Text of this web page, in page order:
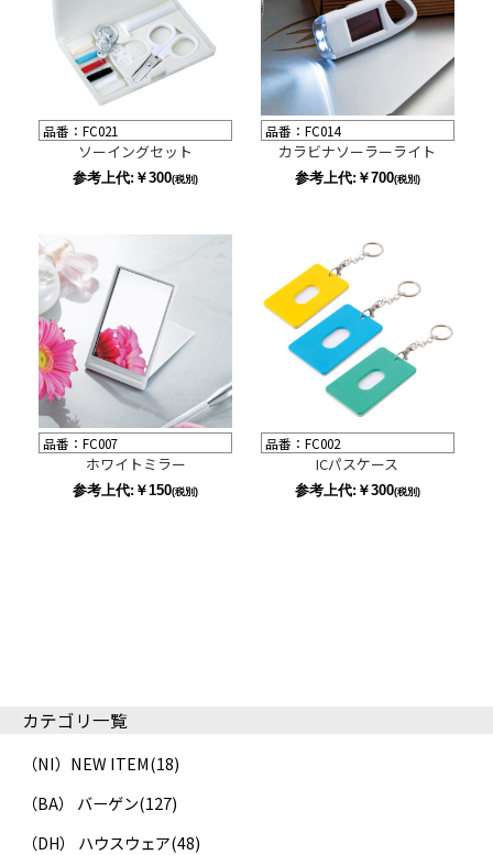
品番：FC021
ソーイングセット
参考上代:￥300(税別)
品番：FC014
カラビナソーラーライト
参考上代:￥700(税別)
品番：FC007
ホワイトミラー
参考上代:￥150(税別)
品番：FC002
ICパスケース
参考上代:￥300(税別)
カテゴリ一覧
（NI）NEW ITEM(18)
（BA） バーゲン(127)
（DH） ハウスウェア(48)